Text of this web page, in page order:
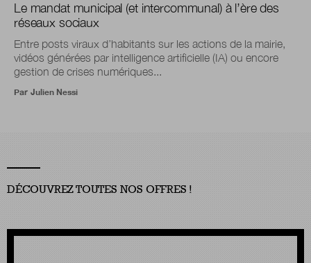
Le mandat municipal (et intercommunal) à l’ère des
réseaux sociaux
Entre posts viraux d’habitants sur les actions de la mairie,
vidéos générées par intelligence artificielle (IA) ou encore
gestion de crises numériques...
Par Julien Nessi
DÉCOUVREZ TOUTES NOS OFFRES !